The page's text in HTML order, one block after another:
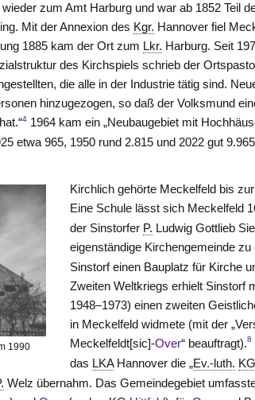
zum Amt Harburg und war ab 1852 Teil
Mit der Annexion des Kgr. Hannover fiel
1885 kam der Ort zum Lkr. Harburg. Seit
des Kirchspiels schrieb der
die alle in der Industrie tätig sind.
hinzugezogen, so daß der Volksmund
4 1964 kam ein „Neubaugebiet mit
etwa 965, 1950 rund 2.815 und 2022 gut
1990
Kirchlich gehörte Meckelfeld bis
Eine Schule lässt sich Meckelfeld
der Sinstorfer P. Ludwig Gottlieb
eigenständige Kirchengemeinde zu
Sinstorf einen Bauplatz für Kirche
Zweiten Weltkriegs erhielt Sinstorf
1948–1973) einen zweiten
in Meckelfeld widmete (mit der
Meckelfeldt[sic]-Over“ beauftragt).8
das LKAHannover die „Ev.-luth. KG
Welz übernahm. Das Gemeindegebiet